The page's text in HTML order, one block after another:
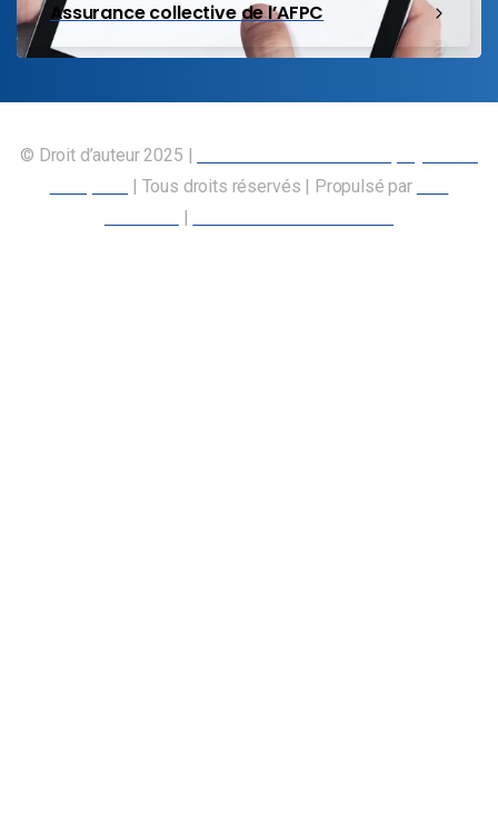
Assurance collective de l’AFPC
© Droit d’auteur 2025 |
| Tous droits réservés | Propulsé par